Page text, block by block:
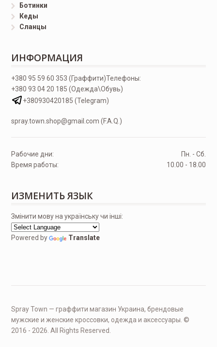
Ботинки
Кеды
Сланцы
ИНФОРМАЦИЯ
Телефоны:
+380 95 59 60 353 (Граффити)
+380 93 04 20 185 (Одежда\Обувь)
+380930420185 (Telegram)
spray.town.shop@gmail.com (F.A.Q.)
Рабочие дни:
Пн. - Сб.
Время работы:
10.00 - 18.00
ИЗМЕНИТЬ ЯЗЫК
Змінити мову на українську чи інші:
Powered by Translate
Spray Town — граффити магазин Украина, брендовые
мужские и женские кроссовки, одежда и аксессуары. ©
2016 - 2026. All Rights Reserved.